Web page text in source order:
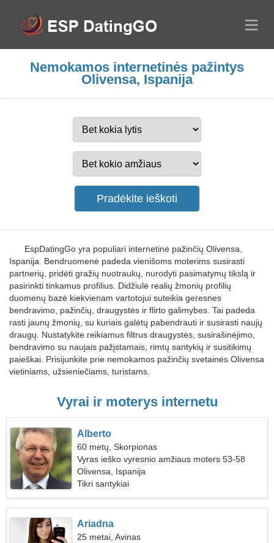
Nemokamos internetinės pažintys
Olivensa, Ispanija
EspDatingGo yra populiari internetinė pažinčių Olivensa,
Ispanija. Bendruomenė padeda vienišoms moterims susirasti
partnerių, pridėti gražių nuotraukų, nurodyti pasimatymų tikslą ir
pasirinkti tinkamus profilius. Didžiulė realių žmonių profilių
duomenų bazė kiekvienam vartotojui suteikia geresnes
bendravimo, pažinčių, draugystės ir flirto galimybes. Tai padeda
rasti jaunų žmonių, su kuriais galėtų pabendrauti ir susirasti naujų
draugų. Nustatykite reikiamus filtrus draugystės, susirašinėjimo,
bendravimo su naujais pažįstamais, rimtų santykių ir susitikimų
paieškai. Prisijunkite prie nemokamos pažinčių svetainės Olivensa
vietiniams, užsieniečiams, turistams.
Vyrai ir moterys internetu
Alberto
60 metų, Skorpionas
Vyras ieško vyresnio amžiaus moters 53-58
Olivensa, Ispanija
Tikri santykiai
Ariadna
25 metai, Avinas